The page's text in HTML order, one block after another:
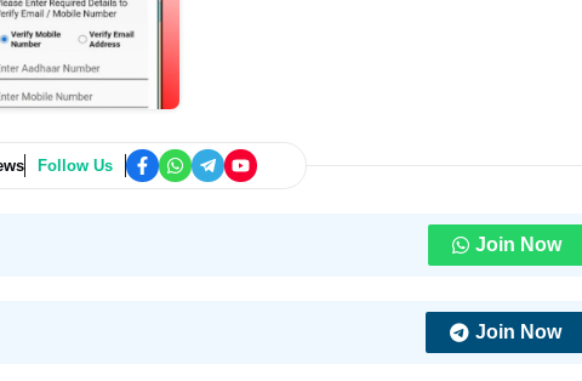
Follow Us
Join Now
Join Now